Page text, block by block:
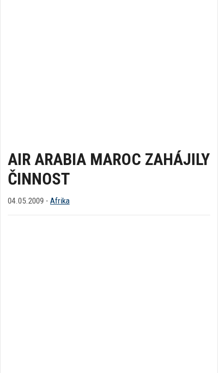
AIR ARABIA MAROC ZAHÁJILY
ČINNOST
04.05.2009 - Afrika